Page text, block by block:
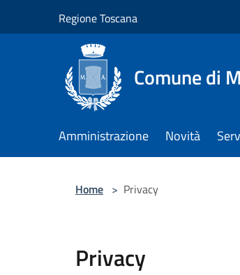
Regione Toscana
Comune di
Amministrazione Novità
Home > Privacy
Privacy